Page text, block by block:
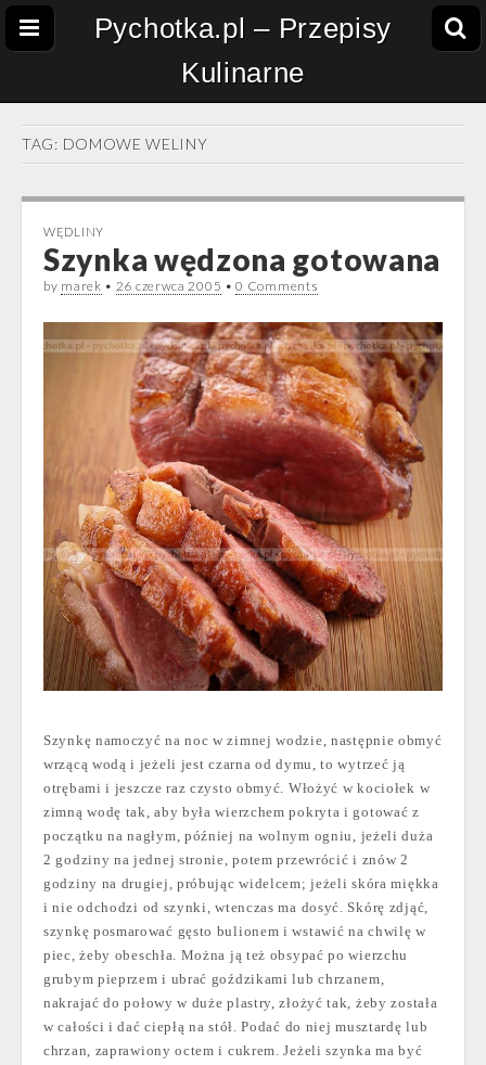
Pychotka.pl – Przepisy
Kulinarne
TAG: DOMOWE WELINY
WĘDLINY
Szynka wędzona gotowana
by marek • 26 czerwca 2005 •0 Comments
Szynkę namoczyć na noc w zimnej wodzie, następnie obmyć
wrzącą wodą i jeżeli jest czarna od dymu, to wytrzeć ją
otrębami i jeszcze raz czysto obmyć. Włożyć w kociołek w
zimną wodę tak, aby była wierzchem pokryta i gotować z
początku na nagłym, później na wolnym ogniu, jeżeli duża
2 godziny na jednej stronie, potem przewrócić i znów 2
godziny na drugiej, próbując widelcem; jeżeli skóra miękka
i nie odchodzi od szynki, wtenczas ma dosyć. Skórę zdjąć,
szynkę posmarować gęsto bulionem i wstawić na chwilę w
piec, żeby obeschła. Można ją też obsypać po wierzchu
grubym pieprzem i ubrać goździkami lub chrzanem,
nakrajać do połowy w duże plastry, złożyć tak, żeby została
w całości i dać ciepłą na stół. Podać do niej musztardę lub
chrzan, zaprawiony octem i cukrem. Jeżeli szynka ma być